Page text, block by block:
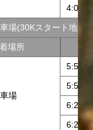
4:00
場(30Kスタート地点
場所
場
5:50
5:55
6:25
6:25